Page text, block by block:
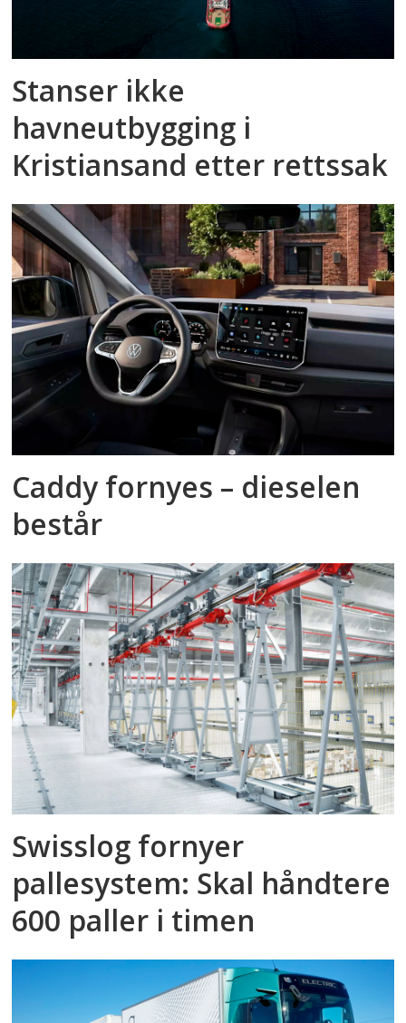
Stanser ikke
havneutbygging i
Kristiansand etter rettssak
Caddy fornyes – dieselen
består
Swisslog fornyer
pallesystem: Skal håndtere
600 paller i timen